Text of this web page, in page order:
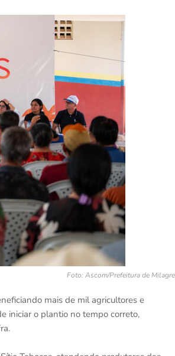
Foto: Ascom/Prefeitura de
mais de mil agricultores e
iniciar o plantio no tempo correto,